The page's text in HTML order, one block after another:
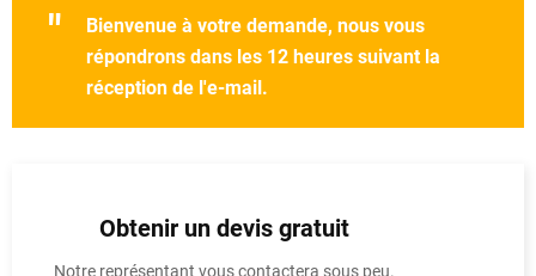
"
Bienvenue à votre demande, nous vous
répondrons dans les 12 heures suivant la
réception de l'e-mail.
Obtenir un devis gratuit
Notre représentant vous contactera sous peu.